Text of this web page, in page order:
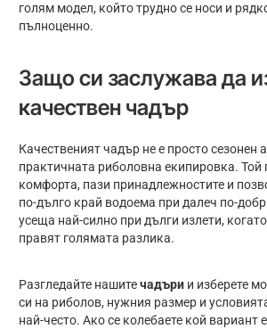
голям модел, който трудно се носи и
пълноценно.
Защо си заслужава да
качествен чадър
Качественият чадър не е просто сезонен
практичната риболовна екипировка.
комфорта, пази принадлежностите и
по-дълго край водоема при далеч по-
усеща най-силно при дълги излети,
правят голямата разлика.
Разгледайте нашитечадъри и изберете
си на риболов, нужния размер и
най-често. Ако се колебаете кой вариант